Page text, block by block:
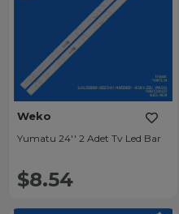
Weko
Yumatu 24'' 2 Adet Tv Led Bar
$8.54